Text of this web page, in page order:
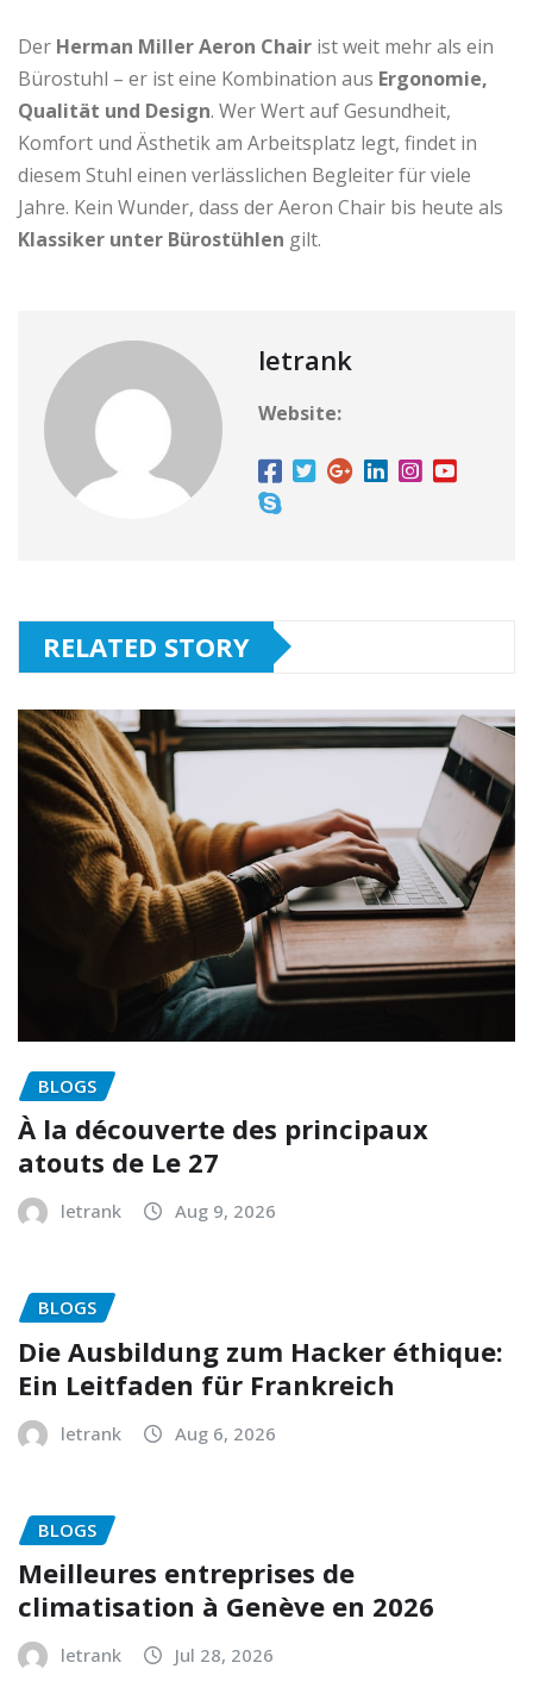
Der Herman Miller Aeron Chair ist weit mehr als ein
Bürostuhl – er ist eine Kombination aus Ergonomie,
Qualität und Design. Wer Wert auf Gesundheit,
Komfort und Ästhetik am Arbeitsplatz legt, findet in
diesem Stuhl einen verlässlichen Begleiter für viele
Jahre. Kein Wunder, dass der Aeron Chair bis heute als
Klassiker unter Bürostühlen gilt.
letrank
Website:
RELATED STORY
BLOGS
À la découverte des principaux
atouts de Le 27
letrank Aug 9, 2026
BLOGS
Die Ausbildung zum Hacker éthique:
Ein Leitfaden für Frankreich
letrank Aug 6, 2026
BLOGS
Meilleures entreprises de
climatisation à Genève en 2026
letrank Jul 28, 2026